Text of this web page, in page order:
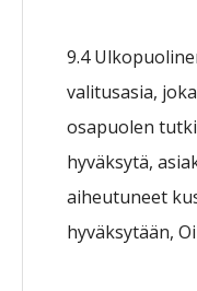
9.4
valitusasia,
osapuolen
hyväksytä,
aiheutuneet
hyväksytään,